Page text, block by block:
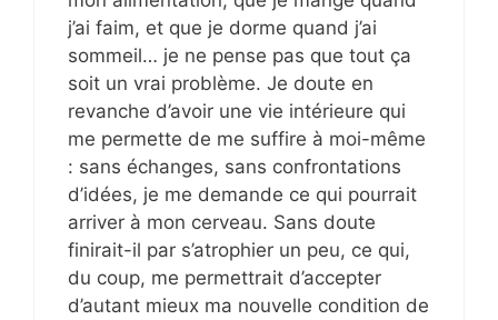
j’ai faim, et que je dorme quand j’ai
sommeil… je ne pense pas que tout ça
soit un vrai problème. Je doute en
revanche d’avoir une vie intérieure qui
me permette de me suffire à moi-même
: sans échanges, sans confrontations
d’idées, je me demande ce qui pourrait
arriver à mon cerveau. Sans doute
finirait-il par s’atrophier un peu, ce qui,
du coup, me permettrait d’accepter
d’autant mieux ma nouvelle condition de